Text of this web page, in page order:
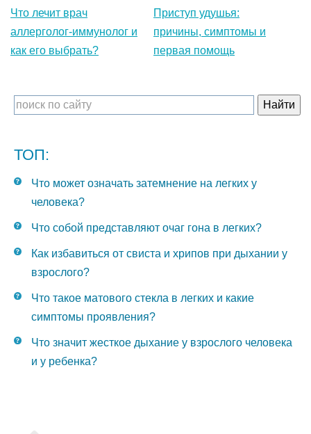
Что лечит врач
аллерголог-иммунолог и
как его выбрать?
Приступ удушья:
причины, симптомы и
первая помощь
ТОП:
Что может означать затемнение на легких у
человека?
Что собой представляют очаг гона в легких?
Как избавиться от свиста и хрипов при дыхании у
взрослого?
Что такое матового стекла в легких и какие
симптомы проявления?
Что значит жесткое дыхание у взрослого человека
и у ребенка?